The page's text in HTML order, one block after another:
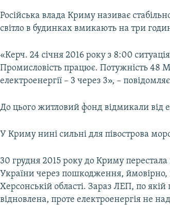
Російська влада Криму називає
світло в будинках вмикають на три
«Керч. 24 січня 2016 року з 8:00
Промисловість працює. Потужність 48
електроенергії – 3 через 3», –
До цього житловий фонд відмикали від
У Криму нині сильні для півострова
30 грудня 2015 року до Криму
України через пошкодження, ймовірно,
Херсонській області. Зараз ЛЕП, по
відновлена, проте електроенергія не